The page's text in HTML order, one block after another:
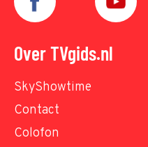
Over TVgids.nl
SkyShowtime
Contact
Colofon